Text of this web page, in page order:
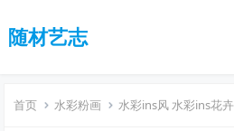
随材艺志
首页 水彩粉画 水彩ins风 水彩ins花卉